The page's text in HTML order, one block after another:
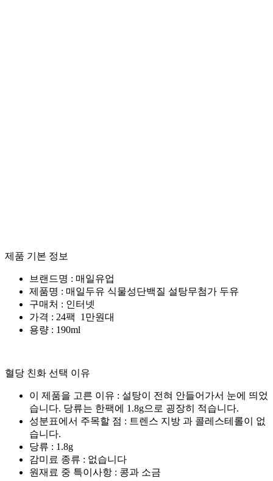
제품 기본 정보
브랜드명 : 매일유업
제품명 : 매일두유 식물성단백질 설탕무첨가 두유
구매처 : 인터넷
가격 : 24팩 1만원대
용량 : 190ml
혈당 친화 선택 이유
이 제품을 고른 이유 : 설탕이 전혀 안들어가서 눈에 띄었
습니다. 당류는 한팩에 1.8g으로 굉장히 적습니다.
성분표에서 주목할 점 : 트렌스 지방 과 콜레스테롤이 없
습니다.
당류 : 1.8g
감미료 종류 : 없습니다
원재료 중 특이사항 : 콩과 소금